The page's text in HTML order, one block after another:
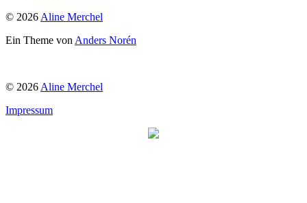
© 2026 Aline Merchel
Ein Theme von Anders Norén
© 2026 Aline Merchel
Impressum